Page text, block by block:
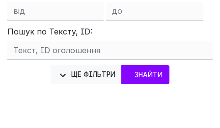
Пошук по Тексту, ID:
ЩЕ ФІЛЬТРИ ЗНАЙТИ